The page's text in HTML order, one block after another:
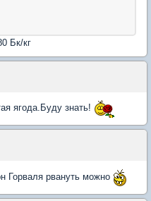
Бк/кг
ягода.Буду знать!
Горваля рвануть можно